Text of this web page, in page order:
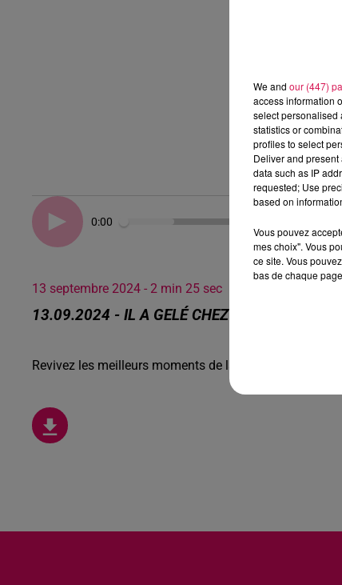
0:00
13 septembre 2024 - 2 min 25 sec
13.09.2024 - IL A GELÉ CHEZ LAURENT
Revivez les meilleurs moments de la Ligne des Auditeurs
We and our (447)
access information
select personalised
statistics or
profiles to select
Deliver and
data such as IP
requested; Use
based on
Vous pouvez
mes choix". Vous
ce site. Vous
bas de chaque